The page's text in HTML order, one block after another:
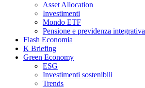
Asset Allocation
Investimenti
Mondo ETF
Pensione e previdenza integrativa
Flash Economia
K Briefing
Green Economy
ESG
Investimenti sostenibili
Trends